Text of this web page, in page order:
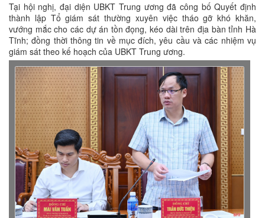
Tại hội nghị, đại diện UBKT Trung ương đã công bố Quyết định
thành lập Tổ giám sát thường xuyên việc tháo gỡ khó khăn,
vướng mắc cho các dự án tồn đọng, kéo dài trên địa bàn tỉnh Hà
Tĩnh; đồng thời thông tin về mục đích, yêu cầu và các nhiệm vụ
giám sát theo kế hoạch của UBKT Trung ương.